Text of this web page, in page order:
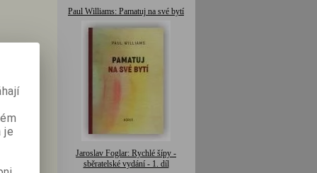
dílo
Paul Williams: Pamatuj na své bytí
Jaroslav Foglar: Rychlé šípy -
sběratelské vydání - 1. díl
je